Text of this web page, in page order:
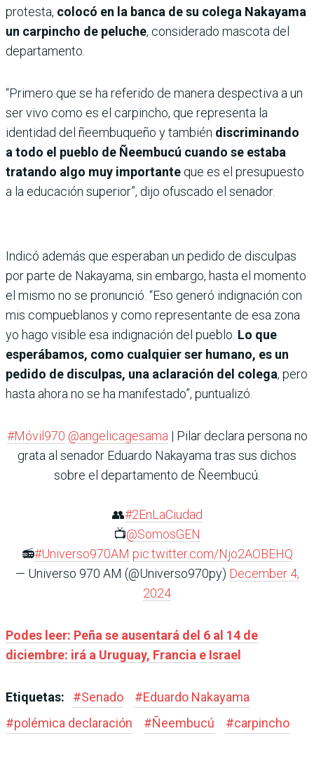
protesta, colocó en la banca de su colega Nakayama
un carpincho de peluche, considerado mascota del
departamento.
“Primero que se ha referido de manera despectiva a un
ser vivo como es el carpincho, que representa la
identidad del ñeembuqueño y también discriminando
a todo el pueblo de Ñeembucú cuando se estaba
tratando algo muy importante que es el presupuesto
a la educación superior”, dijo ofuscado el senador.
Indicó además que esperaban un pedido de disculpas
por parte de Nakayama, sin embargo, hasta el momento
el mismo no se pronunció. “Eso generó indignación con
mis compueblanos y como representante de esa zona
yo hago visible esa indignación del pueblo. Lo que
esperábamos, como cualquier ser humano, es un
pedido de disculpas, una aclaración del colega, pero
hasta ahora no se ha manifestado”, puntualizó.
#Móvil970 @angelicagesama | Pilar declara persona no
grata al senador Eduardo Nakayama tras sus dichos
sobre el departamento de Ñeembucú.
👥#2EnLaCiudad
📺@SomosGEN
📻#Universo970AM pic.twitter.com/Njo2AOBEHQ
— Universo 970 AM (@Universo970py) December 4,
2024
Podes leer: Peña se ausentará del 6 al 14 de
diciembre: irá a Uruguay, Francia e Israel
Etiquetas: #Senado #Eduardo Nakayama
#polémica declaración #Ñeembucú #carpincho